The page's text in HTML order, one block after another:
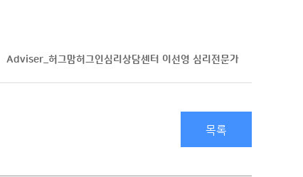
Adviser_허그맘허그인심리상담센터 이선영 심리전문가
목록